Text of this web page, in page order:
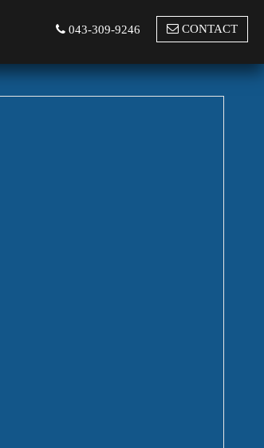
043-309-9246 CONTACT